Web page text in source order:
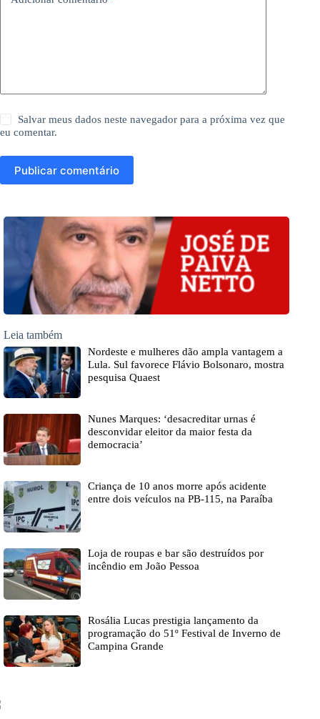
Salvar meus dados neste navegador para a próxima vez que
eu comentar.
Publicar comentário
Leia também
Nordeste e mulheres dão ampla vantagem a
Lula. Sul favorece Flávio Bolsonaro, mostra
pesquisa Quaest
Nunes Marques: ‘desacreditar urnas é
desconvidar eleitor da maior festa da
democracia’
Criança de 10 anos morre após acidente
entre dois veículos na PB-115, na Paraíba
Loja de roupas e bar são destruídos por
incêndio em João Pessoa
Rosália Lucas prestigia lançamento da
programação do 51º Festival de Inverno de
Campina Grande